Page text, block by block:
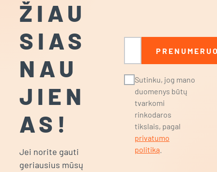
ŽIAU
SIAS
NAU
JIEN
AS!
Jei norite gauti
geriausius mūsų
El. paštas
Sutinku, jog mano
duomenys būtų
tvarkomi
rinkodaros
tikslais, pagal
privatumo
politiką